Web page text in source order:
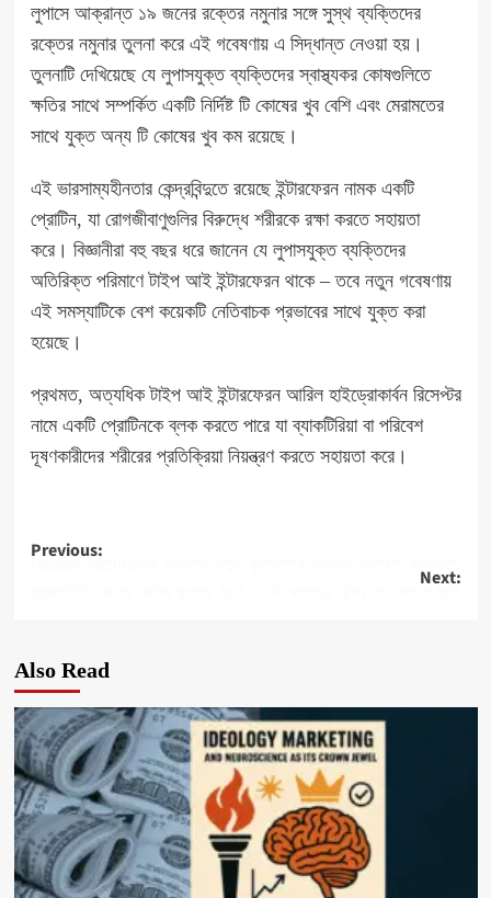
লুপাসে আক্রান্ত ১৯ জনের রক্তের নমুনার সঙ্গে সুস্থ ব্যক্তিদের
রক্তের নমুনার তুলনা করে এই গবেষণায় এ সিদ্ধান্ত নেওয়া হয়।
তুলনাটি দেখিয়েছে যে লুপাসযুক্ত ব্যক্তিদের স্বাস্থ্যকর কোষগুলিতে
ক্ষতির সাথে সম্পর্কিত একটি নির্দিষ্ট টি কোষের খুব বেশি এবং মেরামতের
সাথে যুক্ত অন্য টি কোষের খুব কম রয়েছে।
এই ভারসাম্যহীনতার কেন্দ্রবিন্দুতে রয়েছে ইন্টারফেরন নামক একটি
প্রোটিন, যা রোগজীবাণুগুলির বিরুদ্ধে শরীরকে রক্ষা করতে সহায়তা
করে। বিজ্ঞানীরা বহু বছর ধরে জানেন যে লুপাসযুক্ত ব্যক্তিদের
অতিরিক্ত পরিমাণে টাইপ আই ইন্টারফেরন থাকে – তবে নতুন গবেষণায়
এই সমস্যাটিকে বেশ কয়েকটি নেতিবাচক প্রভাবের সাথে যুক্ত করা
হয়েছে।
প্রথমত, অত্যধিক টাইপ আই ইন্টারফেরন আরিল হাইড্রোকার্বন রিসেপ্টর
নামে একটি প্রোটিনকে ব্লক করতে পারে যা ব্যাকটিরিয়া বা পরিবেশ
দূষণকারীদের শরীরের প্রতিক্রিয়া নিয়ন্ত্রণ করতে সহায়তা করে।
Post
Previous:
আমেরিকা হাইপারসনিক অস্ত্রসহ নতুন দূরপাল্লার স্ট্রাইক মিসাইল জার্মানিতে মোতায়েন করতে যাচ্ছে
Next:
Also Read